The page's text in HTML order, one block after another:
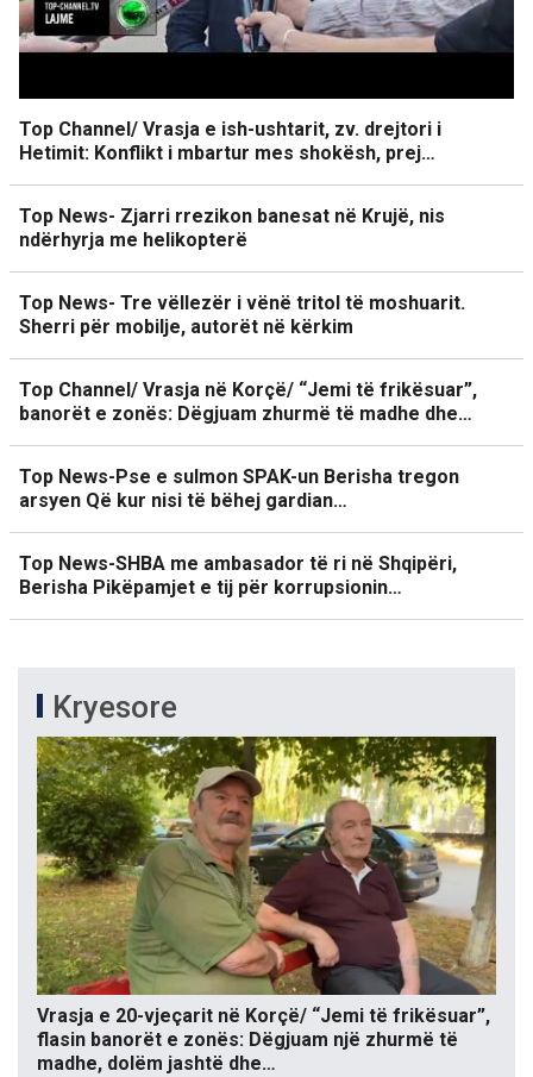
Top Channel/ Vrasja e ish-ushtarit, zv. drejtori i
Hetimit: Konflikt i mbartur mes shokësh, prej…
Top News- Zjarri rrezikon banesat në Krujë, nis
ndërhyrja me helikopterë
Top News- Tre vëllezër i vënë tritol të moshuarit.
Sherri për mobilje, autorët në kërkim
Top Channel/ Vrasja në Korçë/ “Jemi të frikësuar”,
banorët e zonës: Dëgjuam zhurmë të madhe dhe…
Top News-Pse e sulmon SPAK-un Berisha tregon
arsyen Që kur nisi të bëhej gardian…
Top News-SHBA me ambasador të ri në Shqipëri,
Berisha Pikëpamjet e tij për korrupsionin…
Kryesore
Vrasja e 20-vjeçarit në Korçë/ “Jemi të frikësuar”,
flasin banorët e zonës: Dëgjuam një zhurmë të
madhe, dolëm jashtë dhe…